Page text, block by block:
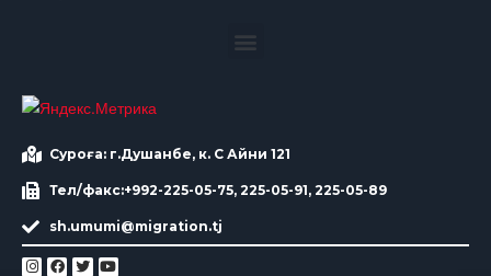
Суроға: г.Душанбе, к. С Айни 121
Тел/факс:+992-225-05-75, 225-05-91, 225-05-89
sh.umumi@migration.tj